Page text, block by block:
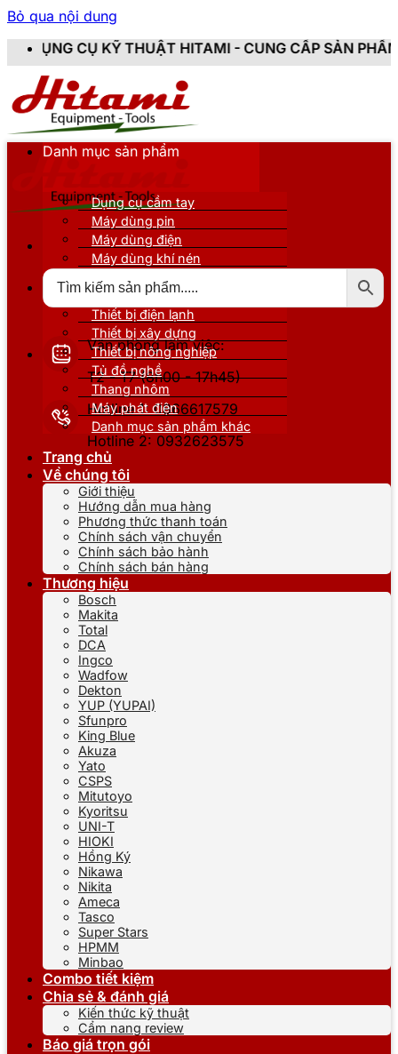
Bỏ qua nội dung
THUẬT HITAMI - CUNG CẤP SẢN PHẨM CHÍNH
Văn phòng làm việc:
T2 - T7 (8h00 - 17h45)
Hotline 1: 0866617579
Hotline 2: 0932623575
Danh mục sản phẩm
Dụng cụ cầm tay
Máy dùng pin
Máy dùng điện
Máy dùng khí nén
Thiết bị nâng đỡ
Thiết bị điện lạnh
Thiết bị xây dựng
Thiết bị nông nghiệp
Tủ đồ nghề
Thang nhôm
Máy phát điện
Danh mục sản phẩm khác
Trang chủ
Về chúng tôi
Giới thiệu
Hướng dẫn mua hàng
Phương thức thanh toán
Chính sách vận chuyển
Chính sách bảo hành
Chính sách bán hàng
Thương hiệu
Bosch
Makita
Total
DCA
Ingco
Wadfow
Dekton
YUP (YUPAI)
Sfunpro
King Blue
Akuza
Yato
CSPS
Mitutoyo
Kyoritsu
UNI-T
HIOKI
Hồng Ký
Nikawa
Nikita
Ameca
Tasco
Super Stars
HPMM
Minbao
Combo tiết kiệm
Chia sẻ & đánh giá
Kiến thức kỹ thuật
Cẩm nang review
Báo giá trọn gói